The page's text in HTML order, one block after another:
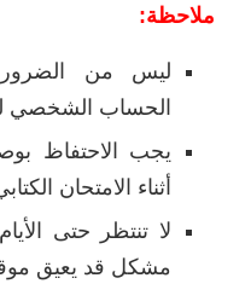
ملاحظة:
ليس من
الحساب الشخصي
يجب الاحتفاظ
أثناء الامتحان
لا تنتظر حتى
مشكل قد يعيق